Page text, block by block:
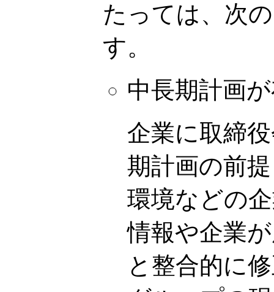
たっては、次
す。
中長期計画
企業に取締
期計画の前
環境などの
情報や企業
と整合的に